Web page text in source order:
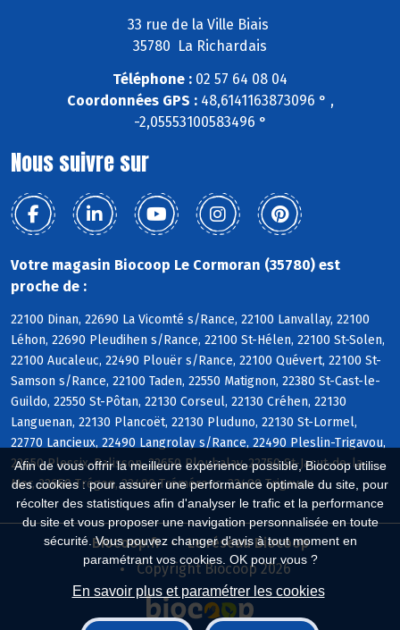
Afin de vous offrir la meilleure expérience possible, Biocoop utilise
des cookies : pour assurer une performance optimale du site, pour
récolter des statistiques afin d'analyser le trafic et la performance
du site et vous proposer une navigation personnalisée en toute
sécurité. Vous pouvez changer d'avis à tout moment en
paramétrant vos cookies. OK pour vous ?
En savoir plus et paramétrer les cookies
33 rue de la Ville Biais
35780 La Richardais
Téléphone : 02 57 64 08 04
Coordonnées GPS :48,6141163873096 ° ,
-2,05553100583496 °
Nous suivre sur
Votre magasin Biocoop Le Cormoran (35780) est
proche de :
22100 Dinan, 22690 La Vicomté s/Rance, 22100 Lanvallay, 22100
Léhon, 22690 Pleudihen s/Rance, 22100 St-Hélen, 22100 St-Solen,
22100 Aucaleuc, 22490 Plouër s/Rance, 22100 Quévert, 22100 St-
Samson s/Rance, 22100 Taden, 22550 Matignon, 22380 St-Cast-le-
Guildo, 22550 St-Pôtan, 22130 Corseul, 22130 Créhen, 22130
Languenan, 22130 Plancoët, 22130 Pluduno, 22130 St-Lormel,
22770 Lancieux, 22490 Langrolay s/Rance, 22490 Pleslin-Trigavou,
22650 Plessix-Balisson, 22650 Ploubalay, 22750 St-Jacut-de-la-
Mer, 22650 Trégon, 22490 Tréméreuc, 22490 Trigavou
Biocoop.fr
Le réseau Biocoop
Copyright Biocoop 2026